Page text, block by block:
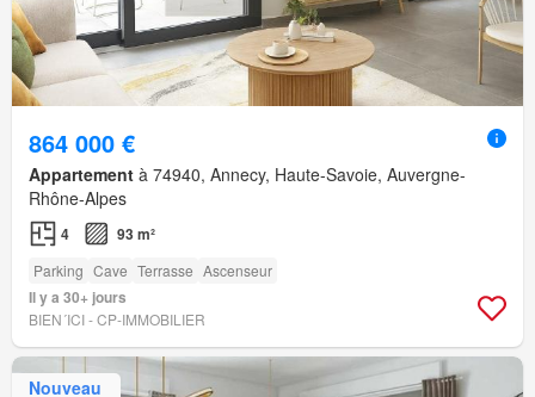
864 000 €
Appartement à 74940, Annecy, Haute-Savoie, Auvergne-
Rhône-Alpes
4 93 m²
Parking Cave Terrasse Ascenseur
Il y a 30+ jours
BIEN´ICI - CP-IMMOBILIER
Nouveau